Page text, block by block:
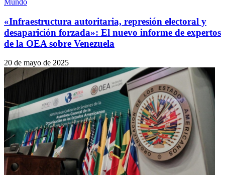
«Infraestructura autoritaria, represión electoral y
desaparición forzada»: El nuevo informe de expertos
de la OEA sobre Venezuela
20 de mayo de 2025